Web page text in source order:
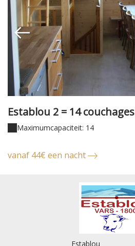
Establou 2 = 14 couchages
Maximumcapaciteit: 14
vanaf 44€ een nacht
Establou